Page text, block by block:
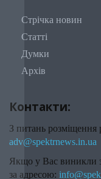
Стрічка новин
Статті
Думки
Архів
Контакти:
З питань розміщення
adv@spektrnews.in.ua
Якщо у Вас виникли
за адресою: